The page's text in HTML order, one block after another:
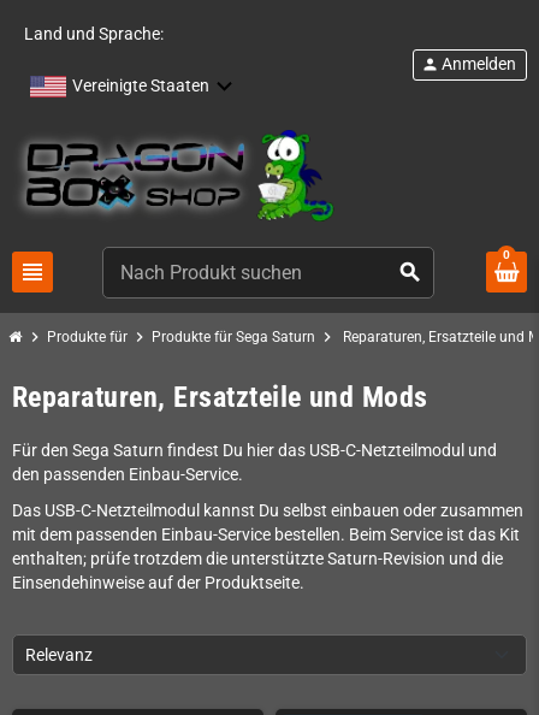
Land und Sprache:
Vereinigte Staaten
view_headline search
person Anmelden
0
chevron_right Produkte für chevron_right Produkte für Sega Saturn chevron_right Reparaturen, Ersatzteile und
Reparaturen, Ersatzteile und Mods
Für den Sega Saturn findest Du hier das USB-C-Netzteilmodul und
den passenden Einbau-Service.
Das USB-C-Netzteilmodul kannst Du selbst einbauen oder zusammen
mit dem passenden Einbau-Service bestellen. Beim Service ist das Kit
enthalten; prüfe trotzdem die unterstützte Saturn-Revision und die
Einsendehinweise auf der Produktseite.
Relevanz